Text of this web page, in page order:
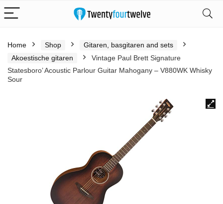
Home Shop
Gitaren, basgitaren and sets
Akoestische gitaren
Vintage Paul Brett Signature
Statesboro’ Acoustic Parlour Guitar Mahogany – V880WK Whisky
Sour